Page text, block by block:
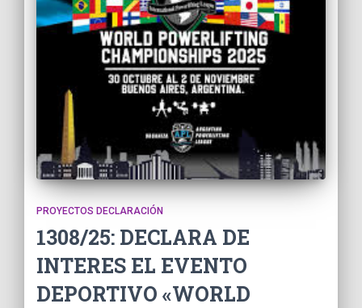
PROYECTOS DECLARACIÓN
1308/25: DECLARA DE
INTERES EL EVENTO
DEPORTIVO «WORLD